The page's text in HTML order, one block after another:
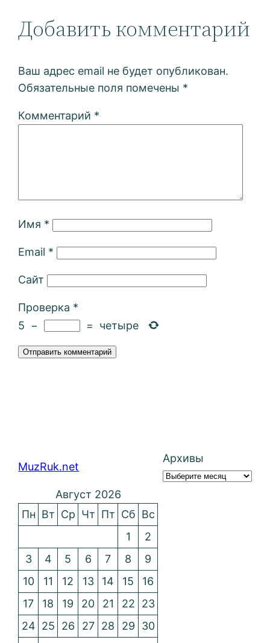
Добавить комментарий
Ваш адрес email не будет опубликован.
Обязательные поля помечены *
Комментарий *
Имя *
Email *
Сайт
Проверка *
5 − = четыре
MuzRuk.net
Архивы
Август 2026
Пн Вт Ср Чт Пт Сб Вс
1
2
3
4 5 6 7 8
9
10
11 12 13 14 15
16
17
18 19 20 21 22
23
24 25 26 27 28 29
30